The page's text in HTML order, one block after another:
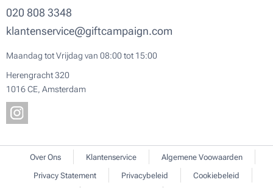
020 808 3348
klantenservice@giftcampaign.com
Maandag tot Vrijdag van 08:00 tot 15:00
Herengracht 320
1016 CE, Amsterdam
Over Ons Klantenservice
Algemene Voowaarden
Privacy Statement
Privacybeleid Cookiebeleid